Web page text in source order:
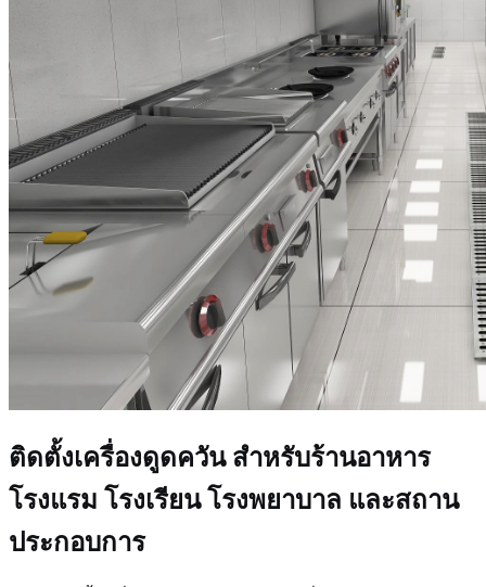
ติดตั้งเครื่องดูดควัน สำหรับร้านอาหาร
โรงแรม โรงเรียน โรงพยาบาล และสถาน
ประกอบการ